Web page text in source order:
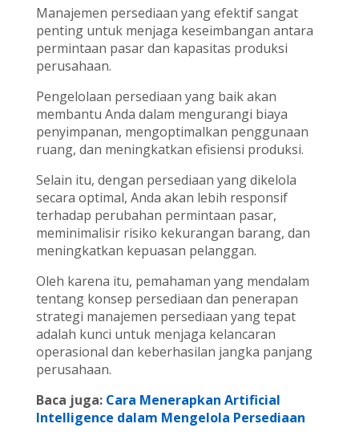
Manajemen persediaan yang efektif sangat
penting untuk menjaga keseimbangan antara
permintaan pasar dan kapasitas produksi
perusahaan.
Pengelolaan persediaan yang baik akan
membantu Anda dalam mengurangi biaya
penyimpanan, mengoptimalkan penggunaan
ruang, dan meningkatkan efisiensi produksi.
Selain itu, dengan persediaan yang dikelola
secara optimal, Anda akan lebih responsif
terhadap perubahan permintaan pasar,
meminimalisir risiko kekurangan barang, dan
meningkatkan kepuasan pelanggan.
Oleh karena itu, pemahaman yang mendalam
tentang konsep persediaan dan penerapan
strategi manajemen persediaan yang tepat
adalah kunci untuk menjaga kelancaran
operasional dan keberhasilan jangka panjang
perusahaan.
Baca juga: Cara Menerapkan Artificial
Intelligence dalam Mengelola Persediaan